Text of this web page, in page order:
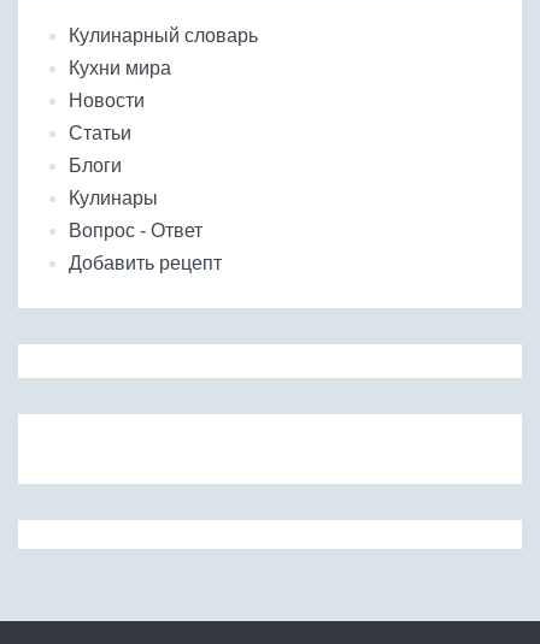
Кулинарный словарь
Кухни мира
Новости
Статьи
Блоги
Кулинары
Вопрос - Ответ
Добавить рецепт